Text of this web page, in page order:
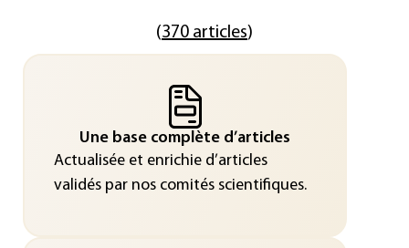
(370 articles)
Une base complète d’articles
Actualisée et enrichie d’articles
validés par nos comités scientifiques.